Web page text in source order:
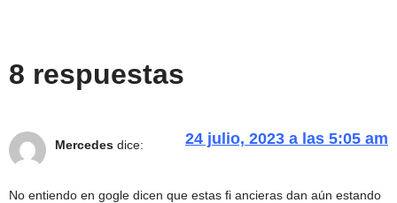
8 respuestas
Mercedes dice: 24 julio, 2023 a las 5:05 am
No entiendo en gogle dicen que estas fi ancieras dan aún estando